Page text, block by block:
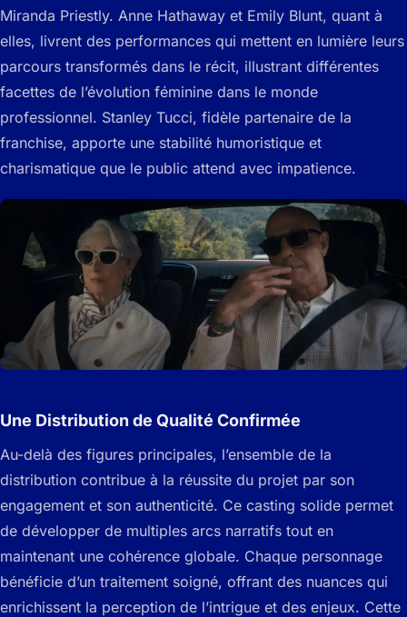
Miranda Priestly. Anne Hathaway et Emily Blunt, quant à
elles, livrent des performances qui mettent en lumière leurs
parcours transformés dans le récit, illustrant différentes
facettes de l’évolution féminine dans le monde
professionnel. Stanley Tucci, fidèle partenaire de la
franchise, apporte une stabilité humoristique et
charismatique que le public attend avec impatience.
Une Distribution de Qualité Confirmée
Au-delà des figures principales, l’ensemble de la
distribution contribue à la réussite du projet par son
engagement et son authenticité. Ce casting solide permet
de développer de multiples arcs narratifs tout en
maintenant une cohérence globale. Chaque personnage
bénéficie d’un traitement soigné, offrant des nuances qui
enrichissent la perception de l’intrigue et des enjeux. Cette